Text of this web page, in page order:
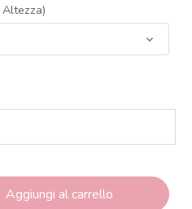
Aggiungi al carrello